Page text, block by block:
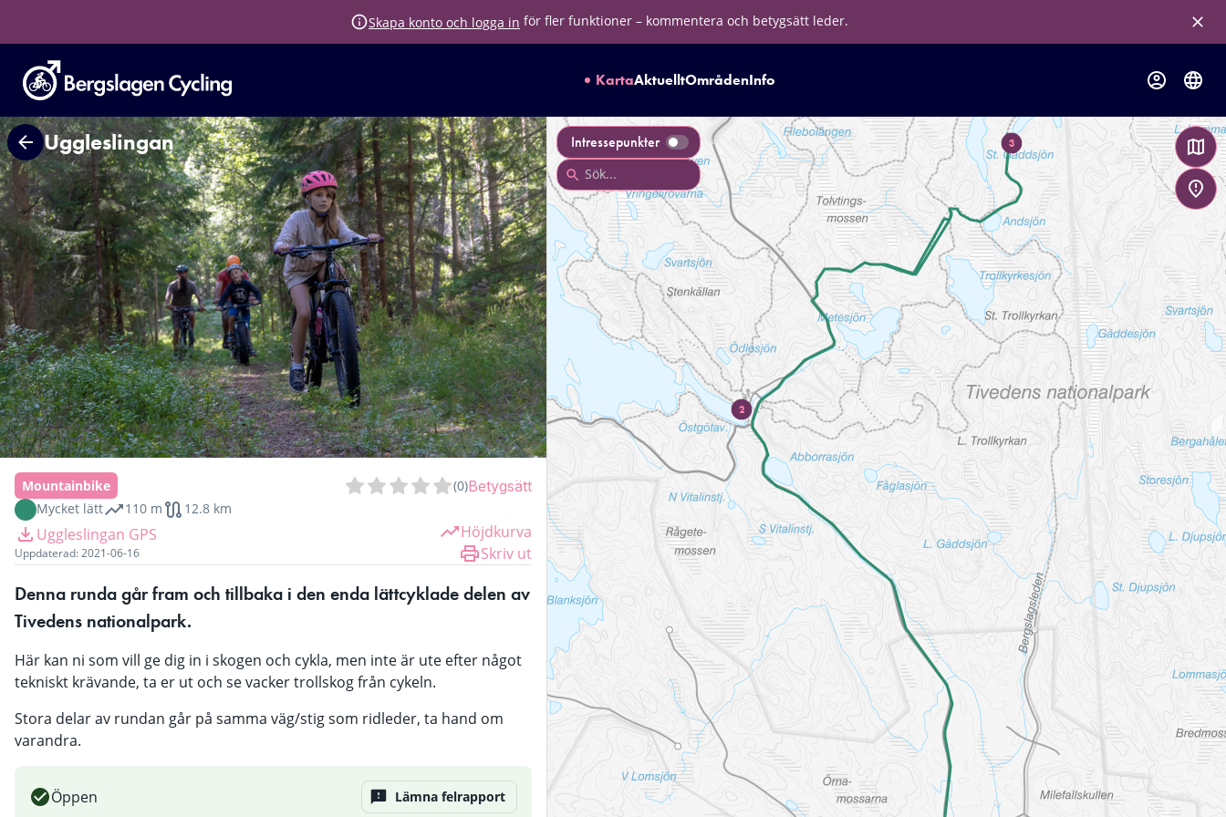
Skapa konto och logga in för fler funktioner – kommentera och betygsätt leder.
KartaAktuelltOmrådenInfo
Uggleslingan
Mountainbike (0)Betygsätt
Mycket lätt 110 m 12.8 km
Uggleslingan GPS
Uppdaterad:2021-06-16
Höjdkurva
Skriv ut
Denna runda går fram och tillbaka i den enda lättcyklade delen av
Tivedens nationalpark.
Här kan ni som vill ge dig in i skogen och cykla, men inte är ute efter något
tekniskt krävande, ta er ut och se vacker trollskog från cykeln.
Stora delar av rundan går på samma väg/stig som ridleder, ta hand om
varandra.
Öppen Lämna felrapport
Intressepunkter
2
3